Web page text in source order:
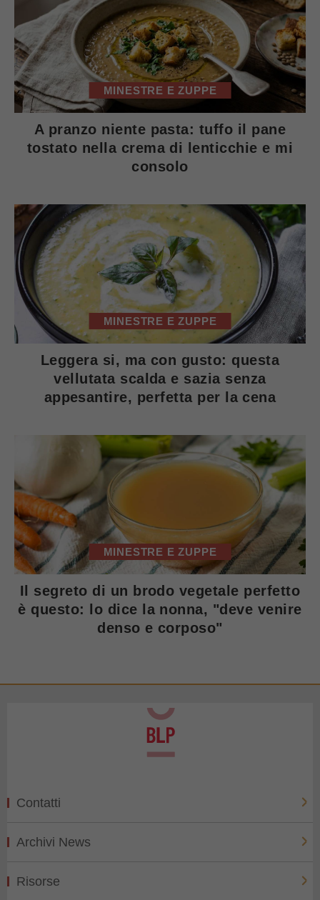
MINESTRE E ZUPPE
A pranzo niente pasta: tuffo il pane
tostato nella crema di lenticchie e mi
consolo
MINESTRE E ZUPPE
Leggera si, ma con gusto: questa
vellutata scalda e sazia senza
appesantire, perfetta per la cena
MINESTRE E ZUPPE
Il segreto di un brodo vegetale perfetto
è questo: lo dice la nonna, "deve venire
denso e corposo"
Contatti
Archivi News
Risorse